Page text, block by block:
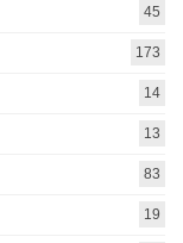
45
173
14
13
83
19